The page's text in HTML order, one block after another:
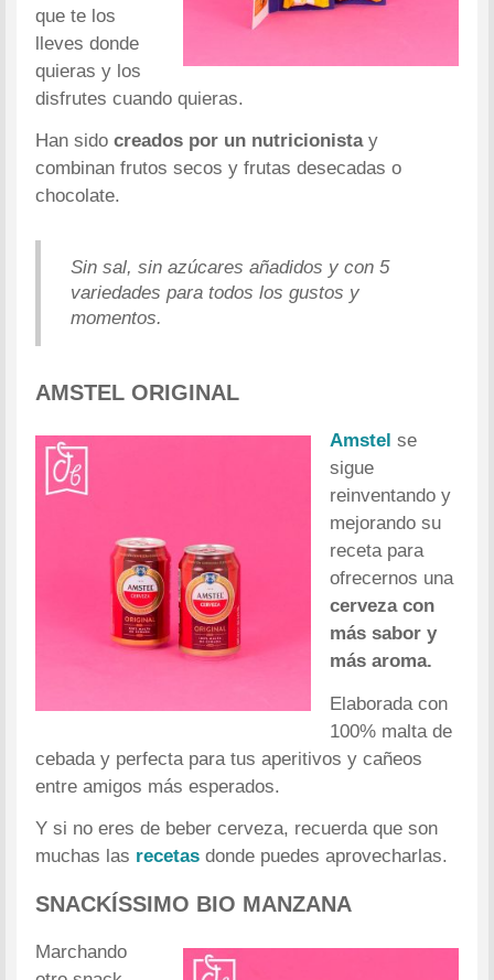
que te los
lleves donde
quieras y los
disfrutes cuando quieras.
Han sidocreados por un nutricionistay
combinan frutos secos y frutas desecadas o
chocolate.
Sin sal, sin azúcares añadidos y con 5
variedades para todos los gustos y
momentos.
AMSTEL ORIGINAL
Amstelse
sigue
reinventando y
mejorando su
receta para
ofrecernos una
cerveza con
más sabor y
más aroma.
Elaborada con
100% malta de
cebada y perfecta para tus aperitivos y cañeos
entre amigos más esperados.
Y si no eres de beber cerveza, recuerda que son
muchas las recetasdonde puedes aprovecharlas.
SNACKÍSSIMO BIO MANZANA
Marchando